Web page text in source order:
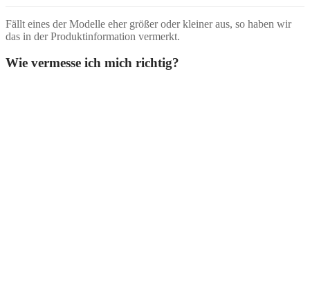
Fällt eines der Modelle eher größer oder kleiner aus, so haben wir
das in der Produktinformation vermerkt.
Wie vermesse ich mich richtig?